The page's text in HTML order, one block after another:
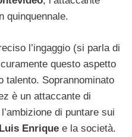
quinquennale.
l’ingaggio (si parla di
questo aspetto
talento. Soprannominato
è un attaccante di
di puntare sui
Luis Enrique e la società.